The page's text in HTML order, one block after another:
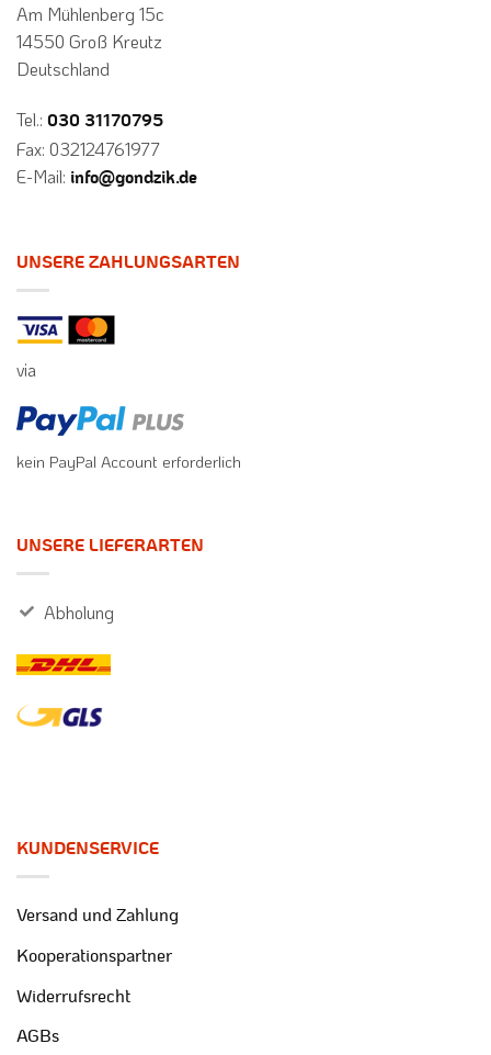
Am Mühlenberg 15c
14550 Groß Kreutz
Deutschland
Tel.: 030 31170795
Fax: 032124761977
E-Mail: info@gondzik.de
UNSERE ZAHLUNGSARTEN
via
kein PayPal Account erforderlich
UNSERE LIEFERARTEN
Abholung
KUNDENSERVICE
Versand und Zahlung
Kooperationspartner
Widerrufsrecht
AGBs